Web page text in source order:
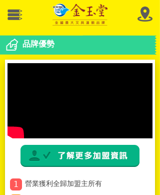
品牌優勢
1 營業獲利全歸加盟主所有